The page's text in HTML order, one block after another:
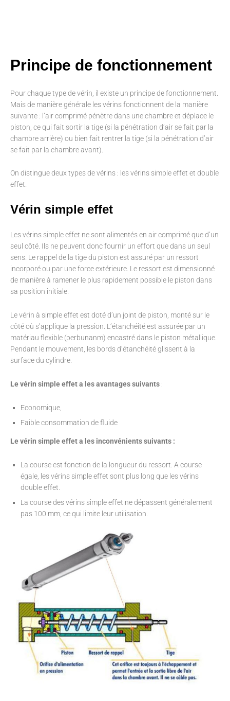
Principe de fonctionnement
Pour chaque type de vérin, il existe un principe de fonctionnement.
Mais de manière générale les vérins fonctionnent de la manière
suivante : l’air comprimé pénètre dans une chambre et déplace le
piston, ce qui fait sortir la tige (si la pénétration d’air se fait par la
chambre arrière) ou bien fait rentrer la tige (si la pénétration d’air
se fait par la chambre avant).
On distingue deux types de vérins : les vérins simple effet et double
effet.
Vérin simple effet
Les vérins simple effet ne sont alimentés en air comprimé que d’un
seul côté. Ils ne peuvent donc fournir un effort que dans un seul
sens. Le rappel de la tige du piston est assuré par un ressort
incorporé ou par une force extérieure. Le ressort est dimensionné
de manière à ramener le plus rapidement possible le piston dans
sa position initiale.
Le vérin à simple effet est doté d’un joint de piston, monté sur le
côté où s’applique la pression. L’étanchéité est assurée par un
matériau flexible (perbunanm) encastré dans le piston métallique.
Pendant le mouvement, les bords d’étanchéité glissent à la
surface du cylindre.
Le vérin simple effet a les avantages suivants :
Economique,
Faible consommation de fluide
Le vérin simple effet a les inconvénients suivants :
La course est fonction de la longueur du ressort. A course
égale, les vérins simple effet sont plus long que les vérins
double effet.
La course des vérins simple effet ne dépassent généralement
pas 100 mm, ce qui limite leur utilisation.